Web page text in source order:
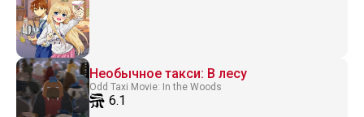
Необычное такси: В лесу
Odd Taxi Movie: In the Woods
6.1